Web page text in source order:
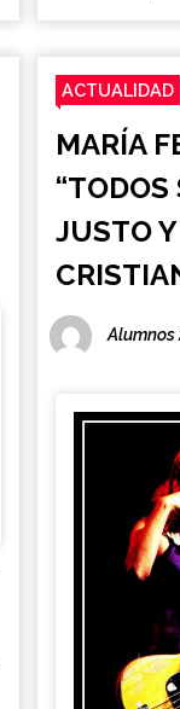
ACTUALIDAD
MARÍA
JUSTO
Alumnos